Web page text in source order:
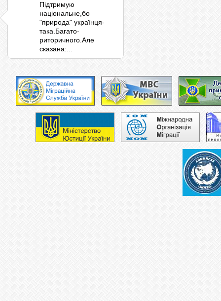
Підтримую
національне,бо
"природа" українця-
така.Багато-
риторичного.Але
сказана:...